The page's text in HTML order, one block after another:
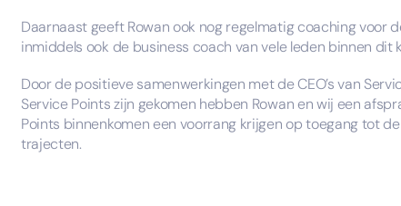
​Daarnaast geeft Rowan ook nog regelmatig coaching voor
inmiddels ook de business coach van vele leden binnen dit
​Door de positieve samenwerkingen met de CEO’s van
Service Points zijn gekomen hebben Rowan en wij een
Points binnenkomen een voorrang krijgen op toegang tot
trajecten.